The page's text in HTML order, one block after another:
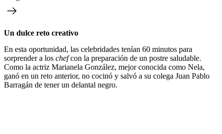
Un dulce reto creativo
En esta oportunidad, las celebridades tenían 60 minutos para
sorprender a los chefcon la preparación de un postre saludable.
Como la actriz Marianela González, mejor conocida como Nela,
ganó en un reto anterior, no cocinó y salvó a su colega Juan Pablo
Barragán de tener un delantal negro.